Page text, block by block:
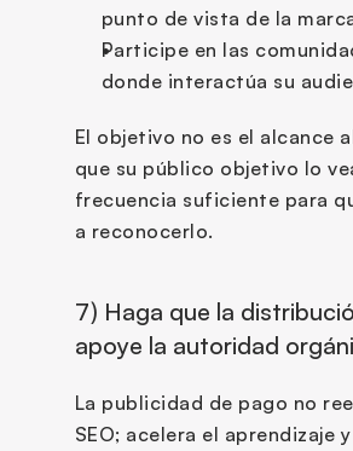
punto de vista de la
Participe en las
donde interactúa su
El objetivo no es el alcance
que su público objetivo lo
frecuencia suficiente para
a reconocerlo.
7) Haga que la
apoye la autoridad
La publicidad de pago no
SEO; acelera el aprendizaje